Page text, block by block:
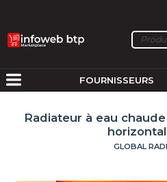
FOURNISSEURS
Radiateur à eau
GLOBAL